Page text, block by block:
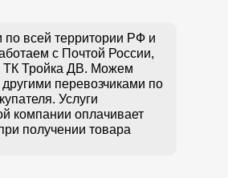
всей территории РФ и
с Почтой России,
ТК Тройка ДВ. Можем
другими перевозчиками по
Услуги
компании оплачивает
получении товара